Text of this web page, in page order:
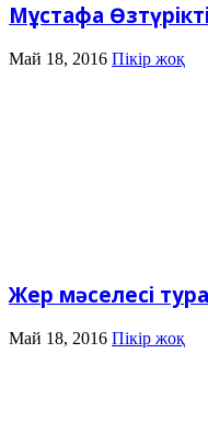
Мұстафа
Май 18, 2016 Пікір жоқ
Жер мәселесі
Май 18, 2016 Пікір жоқ